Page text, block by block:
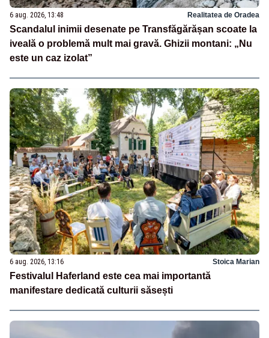
6 aug. 2026, 13:48 Realitatea de Oradea
Scandalul inimii desenate pe Transfăgărășan scoate la
iveală o problemă mult mai gravă. Ghizii montani: „Nu
este un caz izolat”
6 aug. 2026, 13:16 Stoica Marian
Festivalul Haferland este cea mai importantă
manifestare dedicată culturii săsești